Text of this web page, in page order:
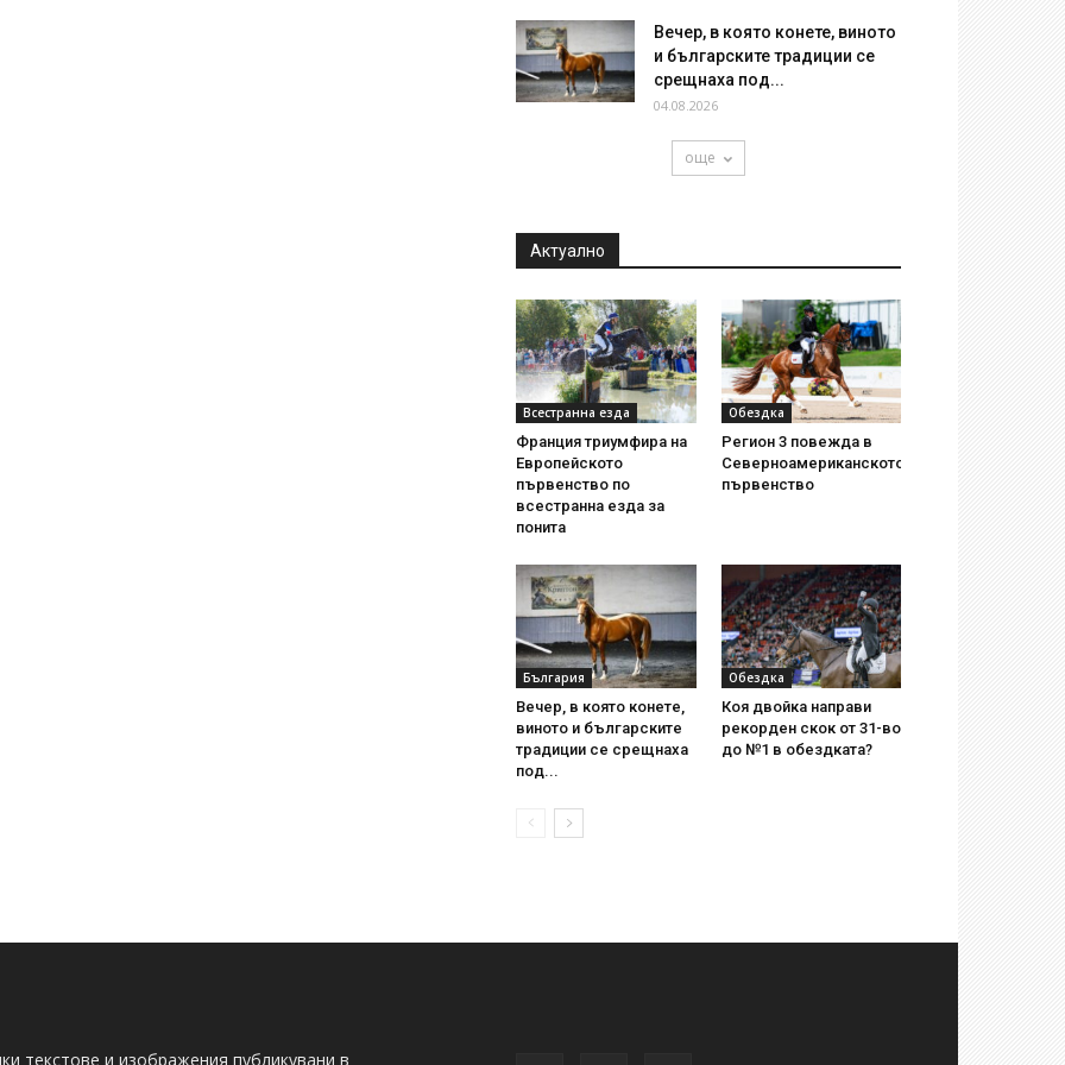
Вечер, в която конете, виното
и българските традиции се
срещнаха под...
04.08.2026
още
Актуално
Всестранна езда
Франция триумфира на
Европейското
първенство по
всестранна езда за
понита
Обездка
Регион 3 повежда в
Северноамериканското
първенство
България
Вечер, в която конете,
виното и българските
традиции се срещнаха
под...
Обездка
Коя двойка направи
рекорден скок от 31-во
до №1 в обездката?
текстове и изображения публикувани в